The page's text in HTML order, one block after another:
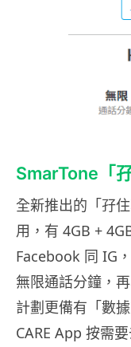
SmarTone「孖
全新推出的「孖
用，有 4GB +
Facebook 同 IG
無限通話分鐘，
計劃更備有「數
CARE App 按需